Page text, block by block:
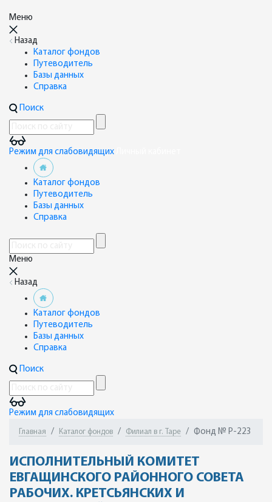
Меню
Назад
Каталог фондов
Путеводитель
Базы данных
Справка
Поиск
Режим для слабовидящих
Каталог фондов
Путеводитель
Базы данных
Справка
Меню
Назад
Каталог фондов
Путеводитель
Базы данных
Справка
Поиск
Режим для слабовидящих
Главная Каталог фондов Филиал в г. Таре Фонд № Р-223
ИСПОЛНИТЕЛЬНЫЙ КОМИТЕТ
ЕВГАЩИНСКОГО РАЙОННОГО СОВЕТА
РАБОЧИХ. КРЕТСЬЯНСКИХ И